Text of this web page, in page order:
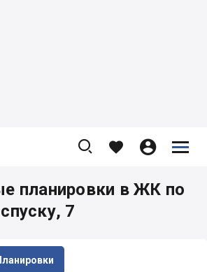
   


планировки в ЖК по
7